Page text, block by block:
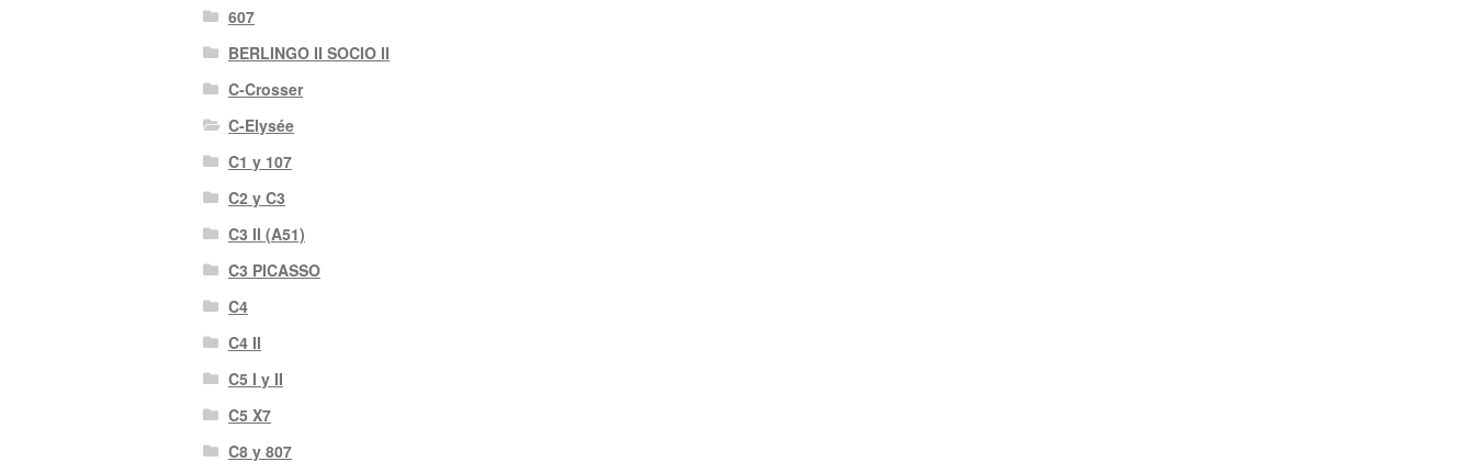
607
BERLINGO II SOCIO II
C-Crosser
C-Elysée
C1 y 107
C2 y C3
C3 II (A51)
C3 PICASSO
C4
C4 II
C5 I y II
C5 X7
C8 y 807